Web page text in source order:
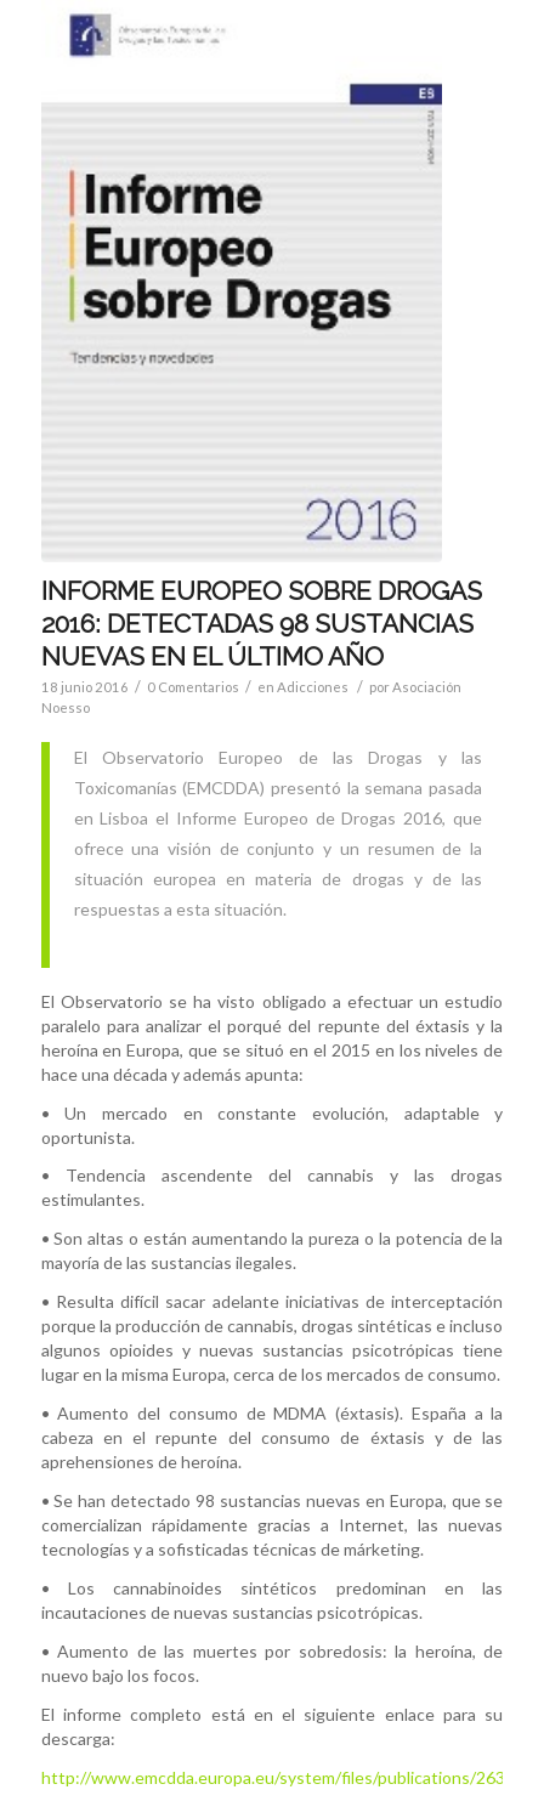
INFORME EUROPEO SOBRE DROGAS
2016: DETECTADAS 98 SUSTANCIAS
NUEVAS EN EL ÚLTIMO AÑO
18 junio 2016 / 0 Comentarios / en Adicciones / porAsociación
Noesso
El Observatorio Europeo de las Drogas y las
Toxicomanías (EMCDDA) presentó la semana pasada
en Lisboa el Informe Europeo de Drogas 2016, que
ofrece una visión de conjunto y un resumen de la
situación europea en materia de drogas y de las
respuestas a esta situación.
El Observatorio se ha visto obligado a efectuar un estudio
paralelo para analizar el porqué del repunte del éxtasis y la
heroína en Europa, que se situó en el 2015 en los niveles de
hace una década y además apunta:
• Un mercado en constante evolución, adaptable y
oportunista.
• Tendencia ascendente del cannabis y las drogas
estimulantes.
• Son altas o están aumentando la pureza o la potencia de la
mayoría de las sustancias ilegales.
• Resulta difícil sacar adelante iniciativas de interceptación
porque la producción de cannabis, drogas sintéticas e incluso
algunos opioides y nuevas sustancias psicotrópicas tiene
lugar en la misma Europa, cerca de los mercados de consumo.
• Aumento del consumo de MDMA (éxtasis). España a la
cabeza en el repunte del consumo de éxtasis y de las
aprehensiones de heroína.
• Se han detectado 98 sustancias nuevas en Europa, que se
comercializan rápidamente gracias a Internet, las nuevas
tecnologías y a sofisticadas técnicas de márketing.
• Los cannabinoides sintéticos predominan en las
incautaciones de nuevas sustancias psicotrópicas.
• Aumento de las muertes por sobredosis: la heroína, de
nuevo bajo los focos.
El informe completo está en el siguiente enlace para su
descarga:
http://www.emcdda.europa.eu/system/files/publications/2637/